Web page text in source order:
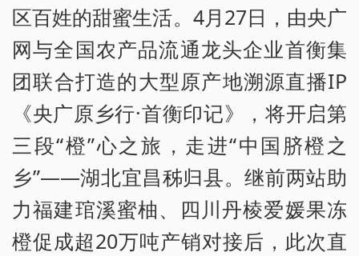
区百姓的甜蜜生活。4月27日，由央广
网与全国农产品流通龙头企业首衡集
团联合打造的大型原产地溯源直播IP
《央广原乡行·首衡印记》，将开启第
三段“橙”心之旅，走进“中国脐橙之
乡”——湖北宜昌秭归县。继前两站助
力福建琯溪蜜柚、四川丹棱爱媛果冻
橙促成超20万吨产销对接后，此次直